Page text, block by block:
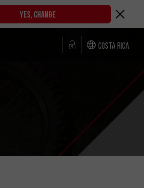
YES, CHANGE
Costa Rica